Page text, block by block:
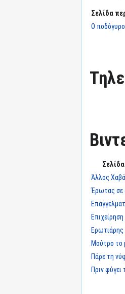
Σελίδα
Ο
Άλλος
Έρωτας σε
Ερωτιάρης
Μούτρο το
Πάρε τη
Πριν φύγει